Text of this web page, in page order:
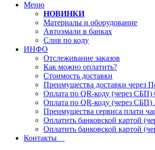
Меню
НОВИНКИ
Материалы и оборудование
Автоэмали в банках
Слив по коду
ИНФО
Отслеживание заказов
Как можно оплатить?
Стоимость доставки
Преимущества доставки через
Оплата по QR-коду (через
Оплата по QR-коду (через
Преимущества сервиса плати
Оплатить банковской картой
Оплатить банковской картой
Контакты